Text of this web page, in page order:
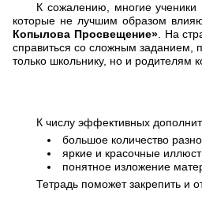
К сожалению, многие ученики
которые не лучшим образом
Копылова Просвещение». На
справиться со сложным заданием,
только школьнику, но и родителям
К числу эффективных
большое количество
яркие и красочные
понятное изложение
Тетрадь поможет закрепить и